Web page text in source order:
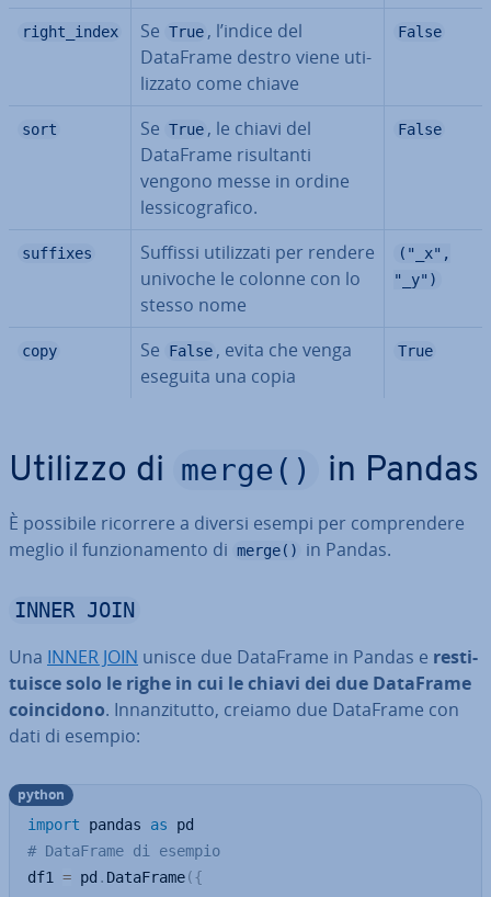
right_index Se True , l’indice del
DataFrame destro viene uti­
liz­za­to come chiave
False
sort Se True , le chiavi del
DataFrame ri­sul­tan­ti
vengono messe in ordine
les­si­co­gra­fi­co.
False
suffixes
Suffissi uti­liz­za­ti per rendere
univoche le colonne con lo
stesso nome
("_x",
"_y")
copy Se False , evita che venga
eseguita una copia
True
Utilizzo di merge() in Pandas
È possibile ricorrere a diversi esempi per com­pren­de­re
meglio il fun­zio­na­men­to di merge() in Pandas.
INNER JOIN
Una INNER JOIN unisce due DataFrame in Pandas e re­sti­
tui­sce solo le righe in cui le chiavi dei due DataFrame
coin­ci­do­no. In­nan­zi­tut­to, creiamo due DataFrame con
dati di esempio:
import pandas as
# DataFrame di esempio
df1 = pd . DataFrame({
python